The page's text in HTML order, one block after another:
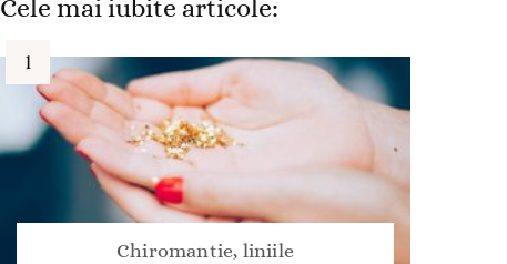
Cele mai iubite articole:
Chiromantie, liniile